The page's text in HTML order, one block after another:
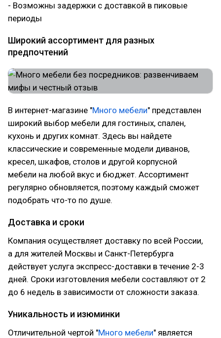
- Возможны задержки с доставкой в пиковые
периоды
Широкий ассортимент для разных
предпочтений
В интернет-магазине "Много мебели" представлен
широкий выбор мебели для гостиных, спален,
кухонь и других комнат. Здесь вы найдете
классические и современные модели диванов,
кресел, шкафов, столов и другой корпусной
мебели на любой вкус и бюджет. Ассортимент
регулярно обновляется, поэтому каждый сможет
подобрать что-то по душе.
Доставка и сроки
Компания осуществляет доставку по всей России,
а для жителей Москвы и Санкт-Петербурга
действует услуга экспресс-доставки в течение 2-3
дней. Сроки изготовления мебели составляют от 2
до 6 недель в зависимости от сложности заказа.
Уникальность и изюминки
Отличительной чертой "Много мебели" является